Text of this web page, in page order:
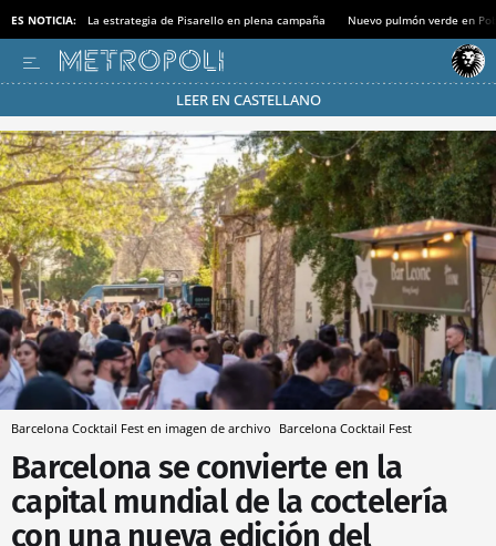
ES NOTICIA: La estrategia de Pisarello en plena campaña Nuevo pulmón verde en
LEER EN CASTELLANO
Pásate al MODO AHORRO
Barcelona Cocktail Fest en imagen de archivo Barcelona Cocktail Fest
Barcelona se convierte en la
capital mundial de la coctelería
con una nueva edición del